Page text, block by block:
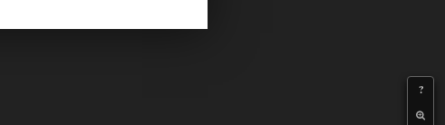
?